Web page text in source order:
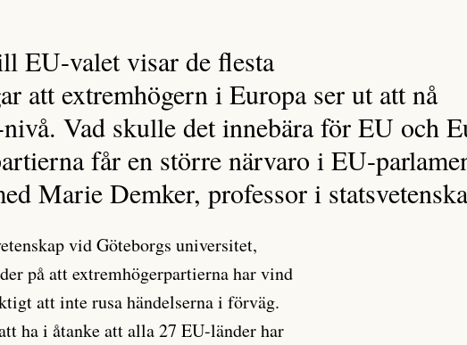
EU-valet visar de flesta
att extremhögern i Europa ser ut att nå
Vad skulle det innebära för EU och
får en större närvaro i EU-
Marie Demker, professor i
vid Göteborgs universitet,
på att extremhögerpartierna har vind
att inte rusa händelserna i förväg.
ha i åtanke att alla 27 EU-länder har